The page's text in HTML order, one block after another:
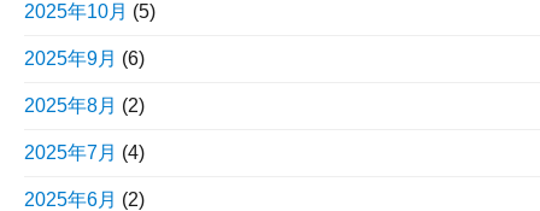
2025年10月 (5)
2025年9月 (6)
2025年8月 (2)
2025年7月 (4)
2025年6月 (2)